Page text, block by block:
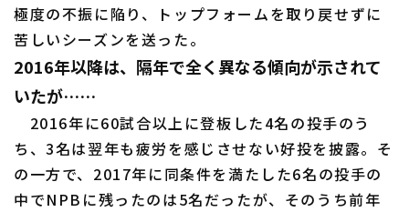
極度の不振に陥り、トップフォームを取り戻せずに
苦しいシーズンを送った。
2016年以降は、隔年で全く異なる傾向が示されて
いたが……
2016年に60試合以上に登板した4名の投手のう
ち、3名は翌年も疲労を感じさせない好投を披露。そ
の一方で、2017年に同条件を満たした6名の投手の
中でNPBに残ったのは5名だったが、そのうち前年